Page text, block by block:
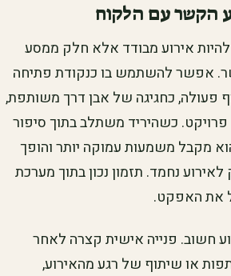
הקשר עם הלקוח
להיות אירוע מבודד אלא חלק ממסע
אפשר להשתמש בו כנקודת פתיחה
כחגיגה של אבן דרך משותפת,
פרויקט. כשהיריד משתלב בתוך סיפור
מקבל משמעות עמוקה יותר והופך
נחמד. תזמון נכון בתוך מערכת
את האפקט.
חשוב. פנייה אישית קצרה לאחר
או שיתוף של רגע מהאירוע,